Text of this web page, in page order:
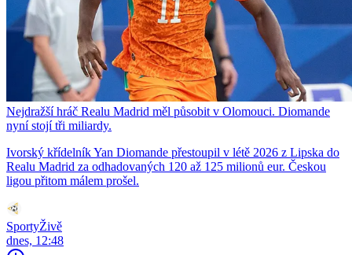
Nejdražší hráč Realu Madrid měl působit v Olomouci. Diomande
nyní stojí tři miliardy.
Ivorský křídelník Yan Diomande přestoupil v létě 2026 z Lipska do
Realu Madrid za odhadovaných 120 až 125 milionů eur. Českou
ligou přitom málem prošel.
SportyŽivě
dnes, 12:48